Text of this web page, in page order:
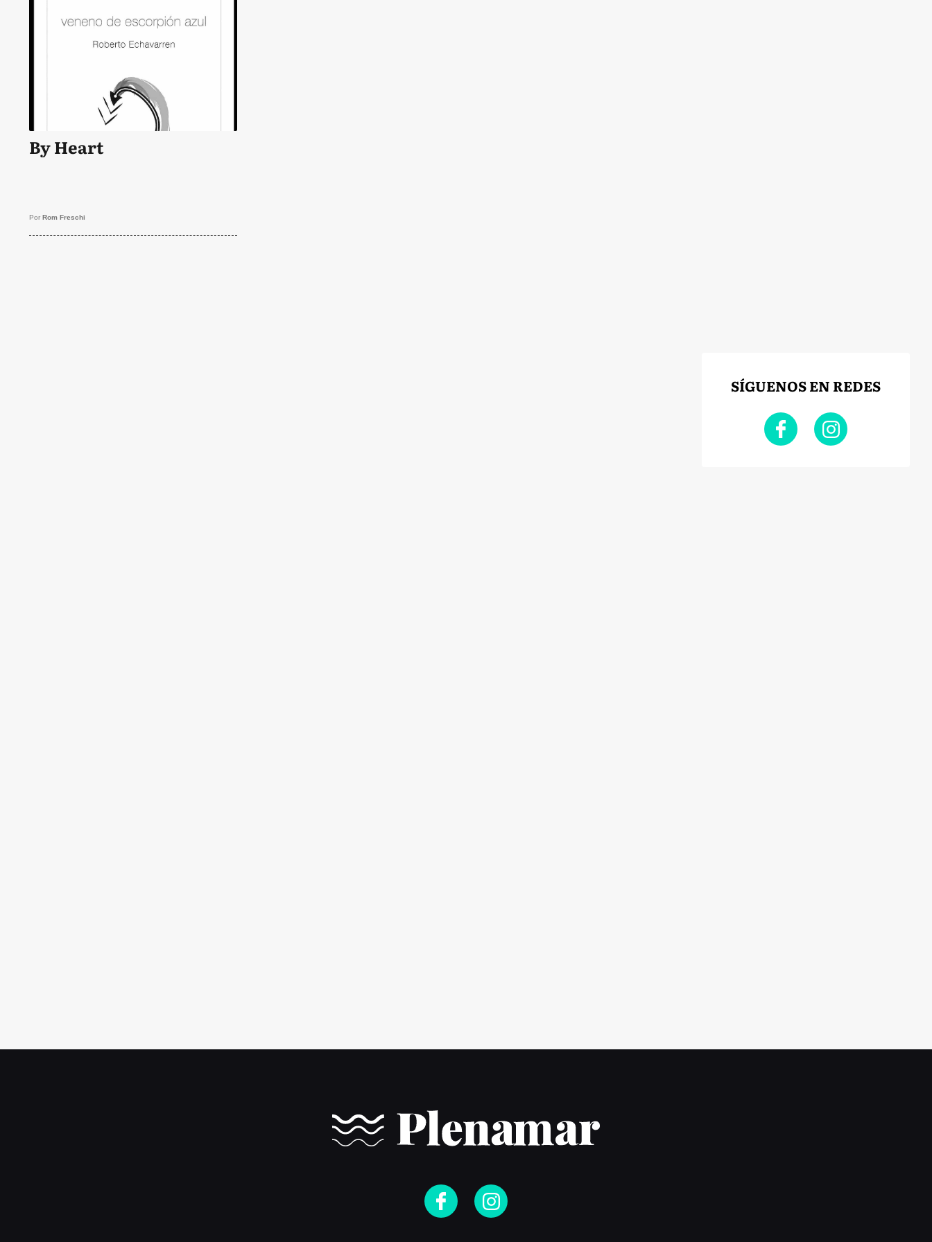
By Heart
Por Rom Freschi
SÍGUENOS EN REDES